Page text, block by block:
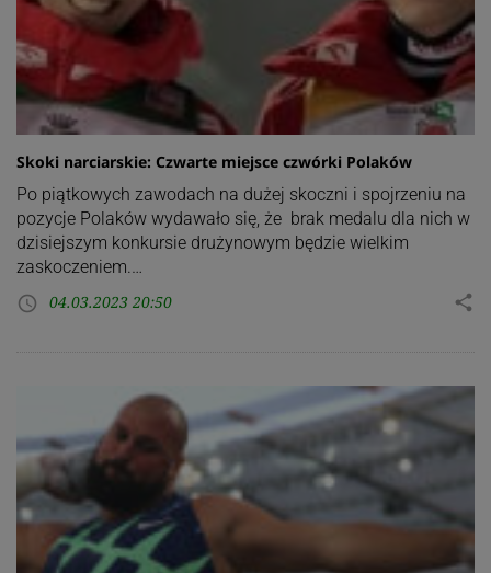
Skoki narciarskie: Czwarte miejsce czwórki Polaków
Po piątkowych zawodach na dużej skoczni i spojrzeniu na
pozycje Polaków wydawało się, że brak medalu dla nich w
dzisiejszym konkursie drużynowym będzie wielkim
zaskoczeniem.…
access_time 04.03.2023 20:50 share